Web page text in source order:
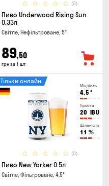
(0)
Пиво Underwood Rising Sun
0.33л
Світле, Нефільтроване, 5°
89,50
грн за 1 шт
Міцність
4.5 °
Гіркота
20 IBU
Щільність
11 %
(0)
Тільки онлайн
Пиво New Yorker 0.5л
Світле, Фільтроване, 4.5°